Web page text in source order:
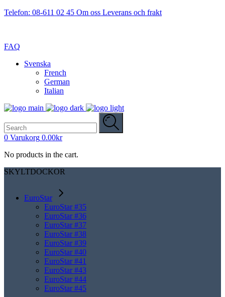
Telefon: 08-611 02 45 Om oss Leverans och frakt
FAQ
Svenska
French
German
Italian
for:
0 Varukorg 0.00kr
No products in the cart.
SKYLTDOCKOR
EuroStar
EuroStar #35
EuroStar #36
EuroStar #37
EuroStar #38
EuroStar #39
EuroStar #40
EuroStar #41
EuroStar #43
EuroStar #44
EuroStar #45